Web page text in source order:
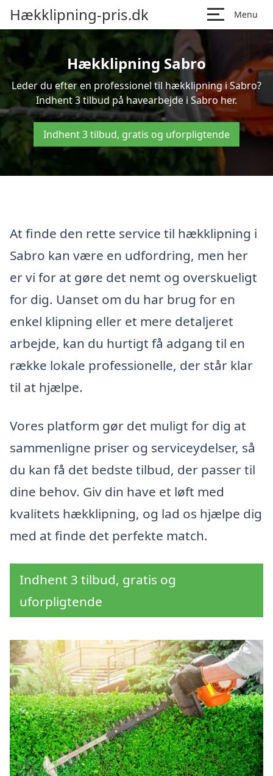
Hækklipning-pris.dk Menu
Hækklipning Sabro
Leder du efter en professionel til hækklipning i Sabro?
Indhent 3 tilbud på havearbejde i Sabro her.
Indhent 3 tilbud, gratis og uforpligtende
At finde den rette service til hækklipning i
Sabro kan være en udfordring, men her
er vi for at gøre det nemt og overskueligt
for dig. Uanset om du har brug for en
enkel klipning eller et mere detaljeret
arbejde, kan du hurtigt få adgang til en
række lokale professionelle, der står klar
til at hjælpe.
Vores platform gør det muligt for dig at
sammenligne priser og serviceydelser, så
du kan få det bedste tilbud, der passer til
dine behov. Giv din have et løft med
kvalitets hækklipning, og lad os hjælpe dig
med at finde det perfekte match.
Indhent 3 tilbud, gratis og
uforpligtende